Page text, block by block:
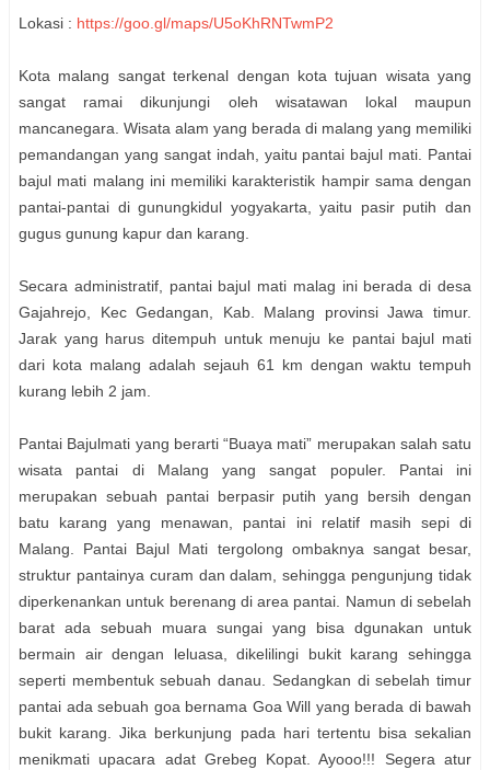
Lokasi : https://goo.gl/maps/U5oKhRNTwmP2
Kota malang sangat terkenal dengan kota tujuan wisata yang
sangat ramai dikunjungi oleh wisatawan lokal maupun
mancanegara. Wisata alam yang berada di malang yang memiliki
pemandangan yang sangat indah, yaitu pantai bajul mati. Pantai
bajul mati malang ini memiliki karakteristik hampir sama dengan
pantai-pantai di gunungkidul yogyakarta, yaitu pasir putih dan
gugus gunung kapur dan karang.
Secara administratif, pantai bajul mati malag ini berada di desa
Gajahrejo, Kec Gedangan, Kab. Malang provinsi Jawa timur.
Jarak yang harus ditempuh untuk menuju ke pantai bajul mati
dari kota malang adalah sejauh 61 km dengan waktu tempuh
kurang lebih 2 jam.
Pantai Bajulmati yang berarti “Buaya mati” merupakan salah satu
wisata pantai di Malang yang sangat populer. Pantai ini
merupakan sebuah pantai berpasir putih yang bersih dengan
batu karang yang menawan, pantai ini relatif masih sepi di
Malang. Pantai Bajul Mati tergolong ombaknya sangat besar,
struktur pantainya curam dan dalam, sehingga pengunjung tidak
diperkenankan untuk berenang di area pantai. Namun di sebelah
barat ada sebuah muara sungai yang bisa dgunakan untuk
bermain air dengan leluasa, dikelilingi bukit karang sehingga
seperti membentuk sebuah danau. Sedangkan di sebelah timur
pantai ada sebuah goa bernama Goa Will yang berada di bawah
bukit karang. Jika berkunjung pada hari tertentu bisa sekalian
menikmati upacara adat Grebeg Kopat. Ayooo!!! Segera atur